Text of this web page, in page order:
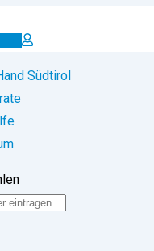
Südtirol